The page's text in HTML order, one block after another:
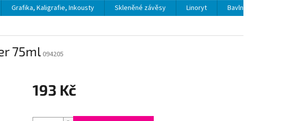
Grafika, Kaligrafie, Inkousty Skleněné závěsy Linoryt Bavlna
75ml 094205
193 Kč
cena: